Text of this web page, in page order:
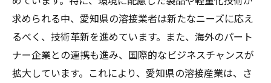
求められる中、愛知県の溶接業者は新たなニーズに応え
るべく、技術革新を進めています。また、海外のパート
ナー企業との連携も進み、国際的なビジネスチャンスが
拡大しています。これにより、愛知県の溶接産業は、さ